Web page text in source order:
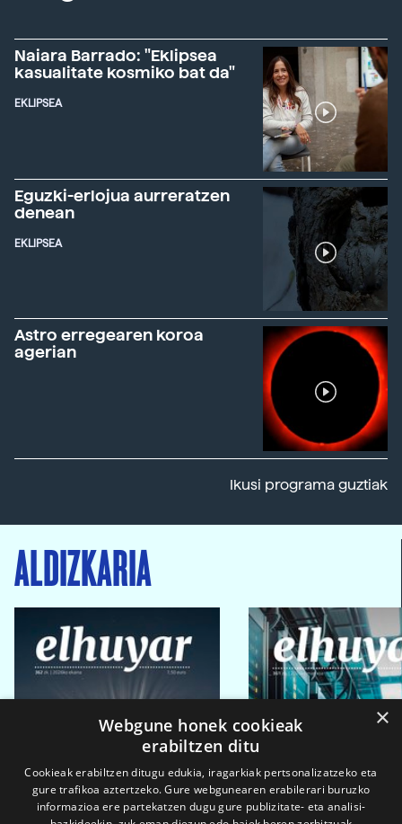
Naiara Barrado: "Eklipsea
kasualitate kosmiko bat da"
EKLIPSEA
Eguzki-erlojua aurreratzen
denean
EKLIPSEA
Astro erregearen koroa
agerian
Ikusi programa guztiak
ALDIZKARIA
×
Webgune honek cookieak
erabiltzen ditu
Cookieak erabiltzen ditugu edukia, iragarkiak pertsonalizatzeko eta
gure trafikoa aztertzeko. Gure webgunearen erabilerari buruzko
informazioa ere partekatzen dugu gure publizitate- eta analisi-